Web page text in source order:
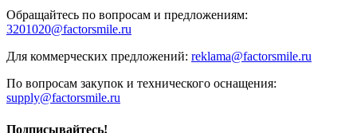
Обращайтесь по вопросам и предложениям:
3201020@factorsmile.ru
Для коммерческих предложений: reklama@factorsmile.ru
По вопросам закупок и технического оснащения:
supply@factorsmile.ru
Подписывайтесь!